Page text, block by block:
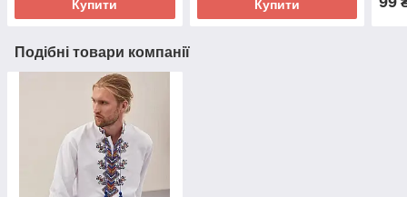
Купити Купити
Подібні товари компанії